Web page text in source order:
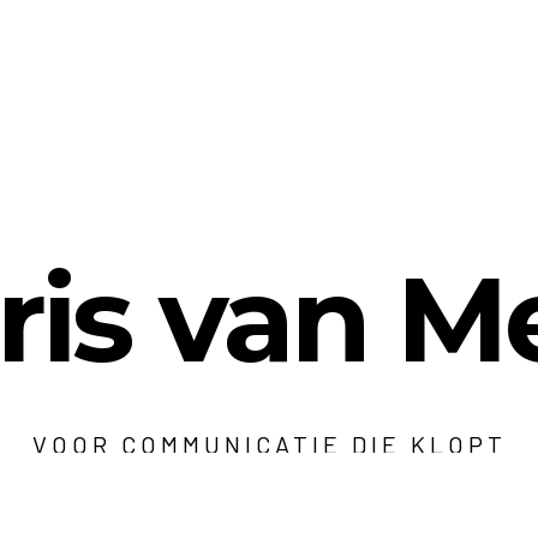
van
VOOR COMMUNICATIE DIE KLOPT